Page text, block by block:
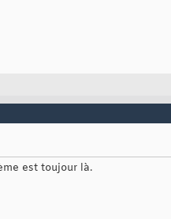
est toujour là.